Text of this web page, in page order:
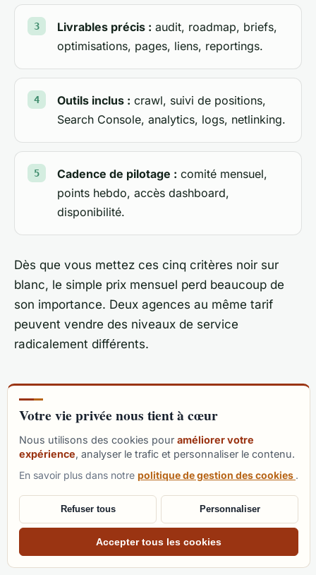
Livrables précis : audit, roadmap, briefs,
optimisations, pages, liens, reportings.
Outils inclus : crawl, suivi de positions,
Search Console, analytics, logs, netlinking.
Cadence de pilotage : comité mensuel,
points hebdo, accès dashboard,
disponibilité.
Dès que vous mettez ces cinq critères noir sur
blanc, le simple prix mensuel perd beaucoup de
son importance. Deux agences au même tarif
peuvent vendre des niveaux de service
radicalement différents.
11 - En résumé
La meilleure agence, c'est
laquelle ?
Ni la première sur Google, ni la plus connue, ni
Votre vie privée nous tient à cœur
Nous utilisons des cookies pour améliorer votre
expérience, analyser le trafic et personnaliser le contenu.
En savoir plus dans notre politique de gestion des cookies .
Accepter tous les cookies
Refuser tous Personnaliser
Juju bot
Posez-moi vos questions
JG
Gourdon. Je peux répondre à vos
questions sur le SEO et l'intelligence
artificielle en me basant sur le contenu
de son site. Comment puis-je vous aider
aujourd'hui ?